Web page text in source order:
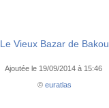
Le Vieux Bazar de Bakou
Ajoutée le 19/09/2014 à 15:46
© euratlas